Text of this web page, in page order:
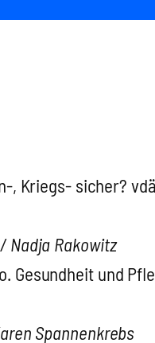
Kriegs- sicher?
Nad­ja Rako­witz
Gesund­heit und
Span­nen­krebs